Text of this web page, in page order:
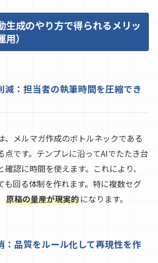
生成のやり方で得られるメリッ
）
減：担当者の執筆時間を圧縮でき
、メルマガ作成のボトルネックである
点です。テンプレに沿ってAIでたたき台
認に時間を使えます。これにより、
も回る体制を作れます。特に複数セグ
原稿の量産が現実的になります。
：品質をルール化して再現性を作